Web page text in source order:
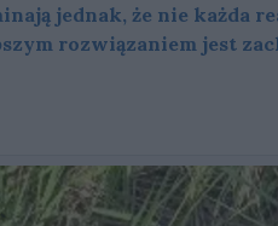
jednak, że nie każda
rozwiązaniem jest